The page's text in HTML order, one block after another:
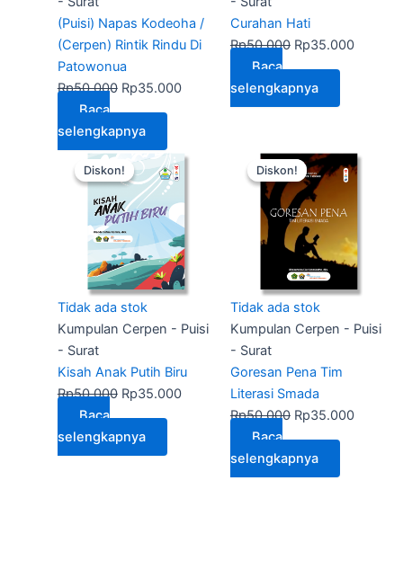
(Puisi) Napas Kodeoha /
(Cerpen) Rintik Rindu Di
Patowonua
Rp50.000 Rp35.000
Baca
selengkapnya
Curahan Hati
Rp50.000 Rp35.000
Baca
selengkapnya
Diskon!
Tidak ada stok
Diskon!
Kumpulan Cerpen - Puisi
- Surat
Kisah Anak Putih Biru
Rp50.000
Harga
aslinya
adalah:
Rp50.000.
Rp35.000
Rp35.000.
Baca
selengkapnya
Diskon!
Tidak ada stok
Diskon!
Kumpulan Cerpen - Puisi
- Surat
Goresan Pena Tim
Literasi Smada
Rp50.000
Harga
aslinya
adalah:
Rp50.000.
Rp35.000
Harga
saat
Baca
selengkapnya